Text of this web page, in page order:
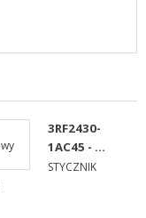
3RF2430-
1AC45 - ...
STYCZNIK